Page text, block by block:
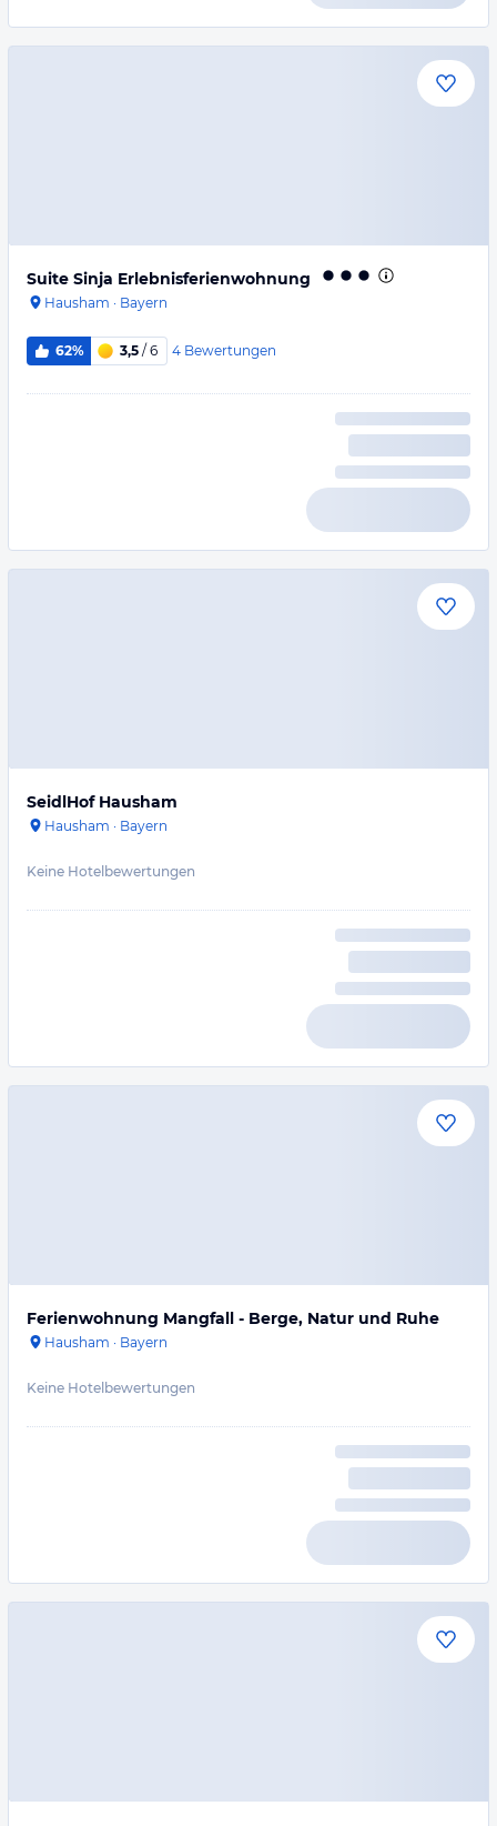
Suite Sinja Erlebnisferienwohnung
Hausham · Bayern
62% 3,5 / 6 4 Bewertungen
SeidlHof Hausham
Hausham · Bayern
Keine Hotelbewertungen
Ferienwohnung Mangfall - Berge, Natur und Ruhe
Hausham · Bayern
Keine Hotelbewertungen